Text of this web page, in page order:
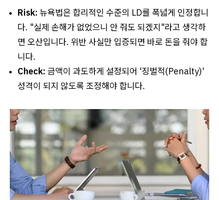
Risk: 뉴욕법은 합리적인 수준의 LD를 폭넓게 인정합니
다. "실제 손해가 없었으니 안 줘도 되겠지"라고 생각하
면 오산입니다. 위반 사실만 입증되면 바로 돈을 줘야 합
니다.
Check: 금액이 과도하게 설정되어 '징벌적(Penalty)'
성격이 되지 않도록 조정해야 합니다.